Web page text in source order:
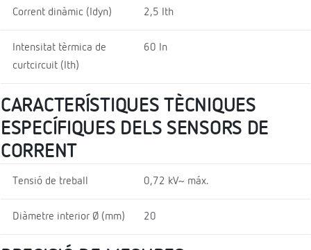
Corrent dinàmic (Idyn) 2,5 Ith
Intensitat tèrmica de
curtcircuit (Ith)
60 In
CARACTERÍSTIQUES TÈCNIQUES
ESPECÍFIQUES DELS SENSORS DE
CORRENT
Tensió de treball 0,72 kV~ máx.
Diàmetre interior Ø (mm) 20